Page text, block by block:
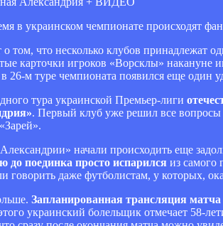
в украинском чемпионате происходят
том, что несколько клубов принадлежат
карточки игроков «Ворсклы»
26-м туре чемпионата появился еще один
тура украинской Премьер-лиги
. Первый клуб уже решил все
начали происходить еще
до поединка просто испарился из самого
говорить даже футболистам, у которых,
Запланированная трансляция матча
украинский болельщик отмечает 58-